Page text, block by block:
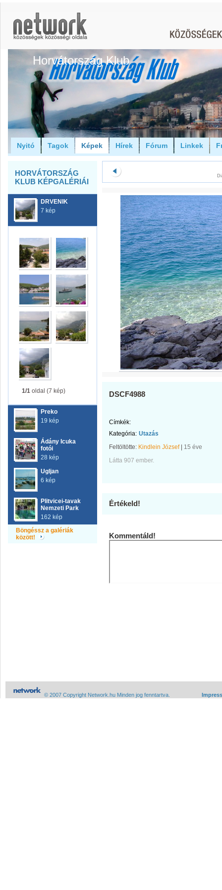
Horvátország Klub
Nyitó Tagok Képek Hírek Fórum Linkek
HORVÁTORSZÁG
KLUB KÉPGALÉRIÁI
DRVENIK
7 kép
1/1 oldal (7 kép)
Preko
19 kép
Ádány Icuka
fotói
28 kép
Ugljan
6 kép
Plitvicei-tavak
Nemzeti Park
162 kép
Böngéssz a galériák
között!
DSCF4988
Címkék:
Kategória: Utazás
Feltöltötte: Kindlein József| 15 éve
Látta 907 ember.
Értékeld!
Kommentáld!
© 2007 Copyright Network.hu Minden jog fenntartva.